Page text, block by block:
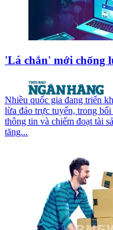
'Lá chắn' mới chống
Nhiều quốc gia đang triển
lừa đảo trực tuyến, trong
thông tin và chiếm đoạt tài
tăng...